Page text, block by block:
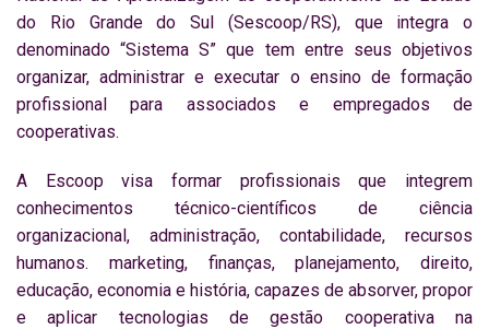
do Rio Grande do Sul (Sescoop/RS), que integra o
denominado “Sistema S” que tem entre seus objetivos
organizar, administrar e executar o ensino de formação
profissional para associados e empregados de
cooperativas.
A Escoop visa formar profissionais que integrem
conhecimentos técnico-científicos de ciência
organizacional, administração, contabilidade, recursos
humanos. marketing, finanças, planejamento, direito,
educação, economia e história, capazes de absorver, propor
e aplicar tecnologias de gestão cooperativa na